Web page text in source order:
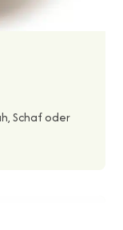
Schaf oder